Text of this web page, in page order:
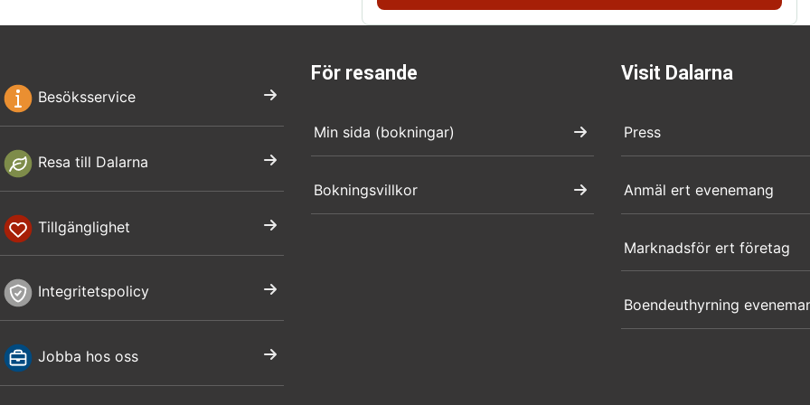
Besöksservice
Resa till Dalarna
Tillgänglighet
Integritetspolicy
Jobba hos oss
För resande
Min sida (bokningar)
Bokningsvillkor
Visit Dalarna
Press
Anmäl ert evenemang
Marknadsför ert företag
Boendeuthyrning